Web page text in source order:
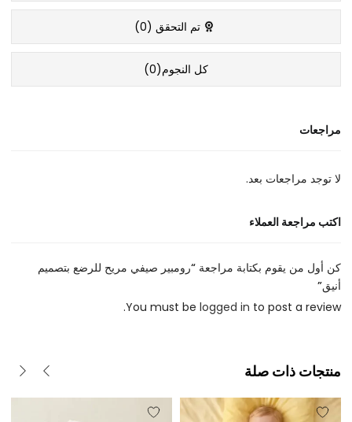
تم التحقق (0
)
كل النجوم(0
)
مراجعات
لا توجد مراجعات بعد.
اكتب مراجعة العملاء
كن أول من يقوم بكتابة مراجعة “رومبير صيفي مريح للرضع بتصميم
أنيق”
You must be logged in to post a review.
منتجات ذات صلة